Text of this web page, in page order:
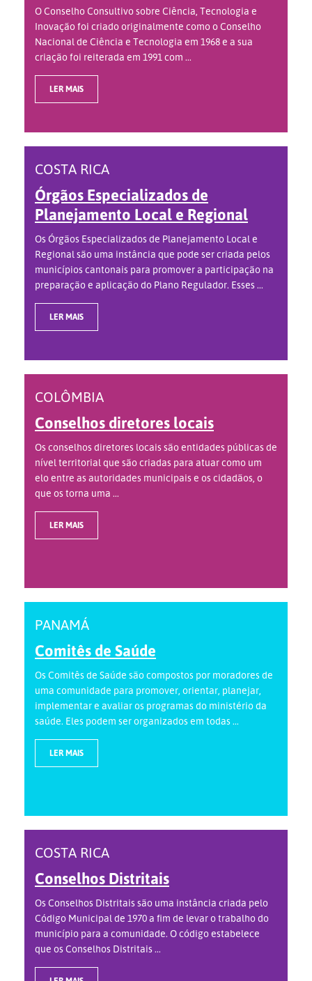
O Conselho Consultivo sobre Ciência, Tecnologia e
Inovação foi criado originalmente como o Conselho
Nacional de Ciência e Tecnologia em 1968 e a sua
criação foi reiterada em 1991 com ...
LER MAIS
COSTA RICA
Órgãos Especializados de
Planejamento Local e Regional
Os Órgãos Especializados de Planejamento Local e
Regional são uma instância que pode ser criada pelos
municípios cantonais para promover a participação na
preparação e aplicação do Plano Regulador. Esses ...
LER MAIS
COLÔMBIA
Conselhos diretores locais
Os conselhos diretores locais são entidades públicas de
nível territorial que são criadas para atuar como um
elo entre as autoridades municipais e os cidadãos, o
que os torna uma ...
LER MAIS
PANAMÁ
Comitês de Saúde
Os Comitês de Saúde são compostos por moradores de
uma comunidade para promover, orientar, planejar,
implementar e avaliar os programas do ministério da
saúde. Eles podem ser organizados em todas ...
LER MAIS
COSTA RICA
Conselhos Distritais
Os Conselhos Distritais são uma instância criada pelo
Código Municipal de 1970 a fim de levar o trabalho do
município para a comunidade. O código estabelece
que os Conselhos Distritais ...